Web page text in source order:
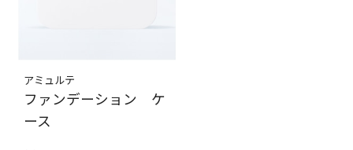
アミュルテ
ファンデーション ケ
ース